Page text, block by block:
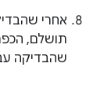
אחרי
תושלם,
שהבדיקה